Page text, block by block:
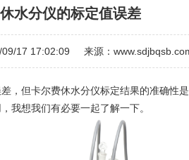
水分仪的标定值误差
17 17:02:09 来源：
但卡尔费休水分仪标定结果的准确性
我想我们有必要一起了解一下。